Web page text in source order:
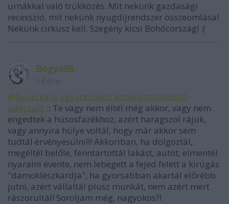
urnákkal való trükközés. Mit nekünk gazdasági
recesszió, mit nekünk nyugdíjrendszer összeomlása!
Nekünk cirkusz kell. Szegény kicsi Bohócország! :(
Bogyo65
@Gyurcsány egy mocskos közokirathamisító
adócsaló !: Te vagy nem éltél még akkor, vagy nem
engedtek a húsosfazékhoz, azért haragszol rájuk,
vagy annyira hülye voltál, hogy már akkor sem
tudtál érvényesülni!!! Akkoriban, ha dolgoztál,
megéltél belőle, fenntartottál lakást, autót, elmentél
nyaralni évente, nem lebegett a fejed felett a kirúgás
"damoklészkardja", ha gyorsabban akartál előrébb
jutni, azért vállaltál plusz munkát, nem azért mert
rászorultál! Soroljam még, nagyokos?!